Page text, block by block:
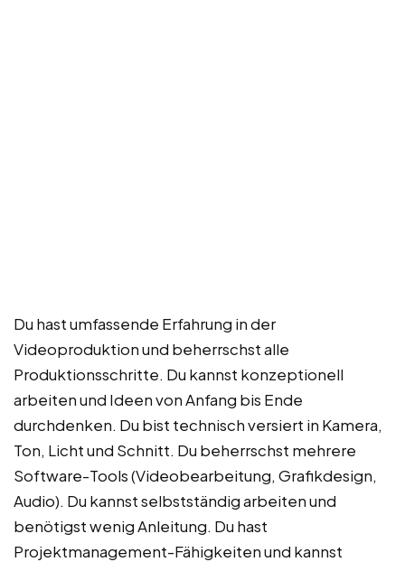
Du hast umfassende Erfahrung in der
Videoproduktion und beherrschst alle
Produktionsschritte. Du kannst konzeptionell
arbeiten und Ideen von Anfang bis Ende
durchdenken. Du bist technisch versiert in Kamera,
Ton, Licht und Schnitt. Du beherrschst mehrere
Software-Tools (Videobearbeitung, Grafikdesign,
Audio). Du kannst selbstständig arbeiten und
benötigst wenig Anleitung. Du hast
Projektmanagement-Fähigkeiten und kannst